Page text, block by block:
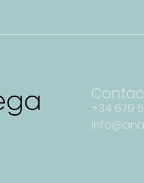
+34 679